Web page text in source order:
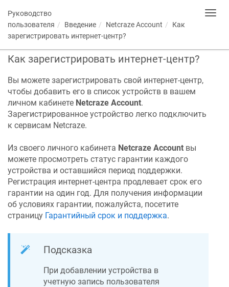
Руководство
пользователя
Введение NetcrazeAccount
Как
зарегистрировать интернет-центр?
Как зарегистрировать интернет-центр?
Вы можете зарегистрировать свой интернет-центр,
чтобы добавить его в список устройств в вашем
личном кабинете Netcraze Account.
Зарегистрированное устройство легко подключить
к сервисам Netcraze.
Из своего личного кабинета Netcraze Account вы
можете просмотреть статус гарантии каждого
устройства и оставшийся период поддержки.
Регистрация интернет-центра продлевает срок его
гарантии на один год. Для получения информации
об условиях гарантии, пожалуйста, посетите
страницу Гарантийный срок и поддержка.
Подсказка
При добавлении устройства в
учетную запись пользователя